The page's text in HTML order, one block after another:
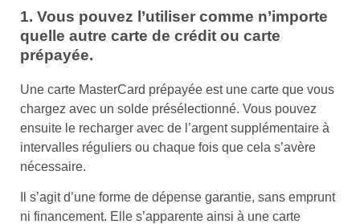
1. Vous pouvez l’utiliser comme n’importe
quelle autre carte de crédit ou carte
prépayée.
Une carte MasterCard prépayée est une carte que vous
chargez avec un solde présélectionné. Vous pouvez
ensuite le recharger avec de l’argent supplémentaire à
intervalles réguliers ou chaque fois que cela s’avère
nécessaire.
Il s’agit d’une forme de dépense garantie, sans emprunt
ni financement. Elle s’apparente ainsi à une carte